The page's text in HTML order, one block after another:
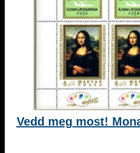
Vedd meg most!